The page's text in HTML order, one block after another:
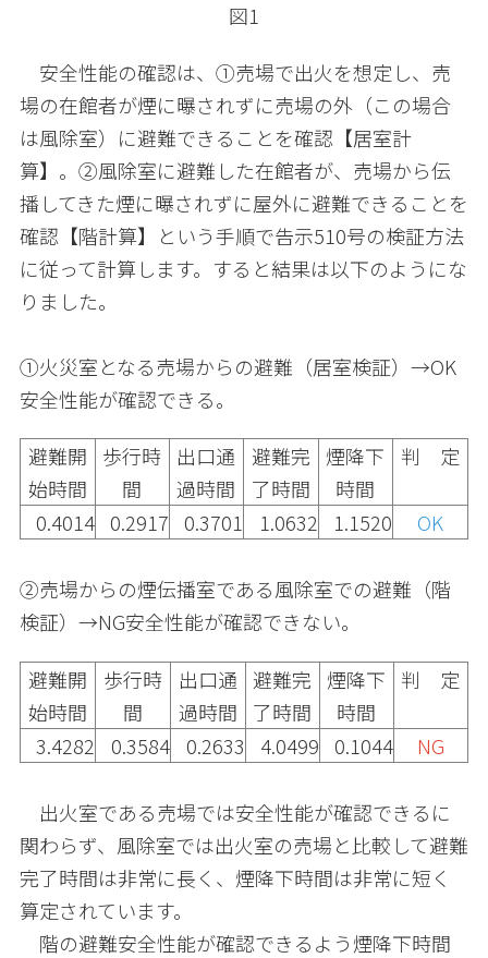
図1
安全性能の確認は、①売場で出火を想定し、売
場の在館者が煙に曝されずに売場の外（この場合
は風除室）に避難できることを確認【居室計
算】。②風除室に避難した在館者が、売場から伝
播してきた煙に曝されずに屋外に避難できることを
確認【階計算】という手順で告示510号の検証方法
に従って計算します。すると結果は以下のようにな
りました。
①火災室となる売場からの避難（居室検証）→OK
安全性能が確認できる。
避難開
始時間
歩行時
間
出口通
過時間
避難完
了時間
煙降下
時間
判 定
0.4014 0.2917 0.3701 1.0632 1.1520 OK
②売場からの煙伝播室である風除室での避難（階
検証）→NG安全性能が確認できない。
避難開
始時間
歩行時
間
出口通
過時間
避難完
了時間
煙降下
時間
判 定
3.4282 0.3584 0.2633 4.0499 0.1044 NG
出火室である売場では安全性能が確認できるに
関わらず、風除室では出火室の売場と比較して避難
完了時間は非常に長く、煙降下時間は非常に短く
算定されています。
階の避難安全性能が確認できるよう煙降下時間